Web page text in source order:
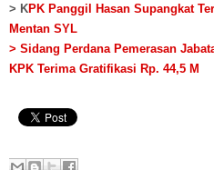
> KPK Panggil Hasan Supangkat
Mentan SYL
> Sidang Perdana Pemerasan
KPK Terima Gratifikasi Rp. 44,5 M